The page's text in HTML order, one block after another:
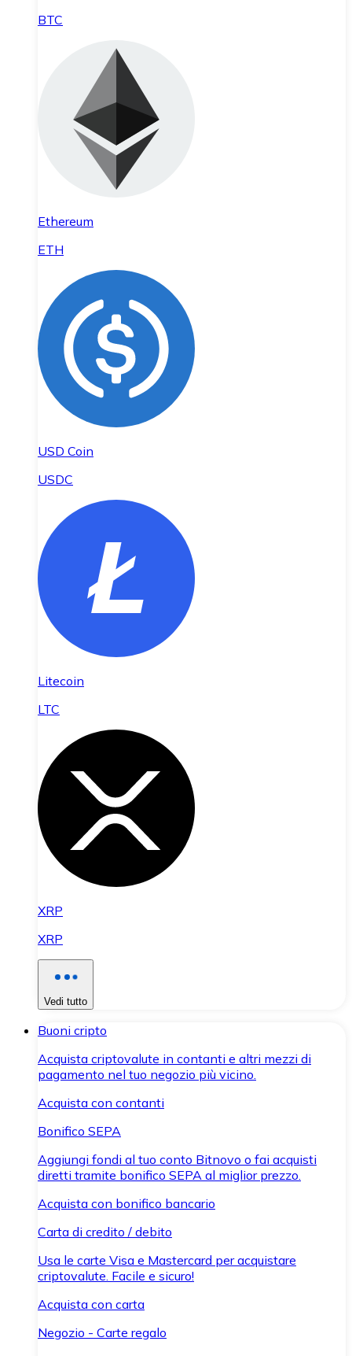
BTC
Ethereum
ETH
USD Coin
USDC
Litecoin
LTC
XRP
XRP
Vedi tutto
Buoni cripto
Acquista criptovalute in contanti e altri mezzi di
pagamento nel tuo negozio più vicino.
Acquista con contanti
Bonifico SEPA
Aggiungi fondi al tuo conto Bitnovo o fai acquisti
diretti tramite bonifico SEPA al miglior prezzo.
Acquista con bonifico bancario
Carta di credito / debito
Usa le carte Visa e Mastercard per acquistare
criptovalute. Facile e sicuro!
Acquista con carta
Negozio - Carte regalo